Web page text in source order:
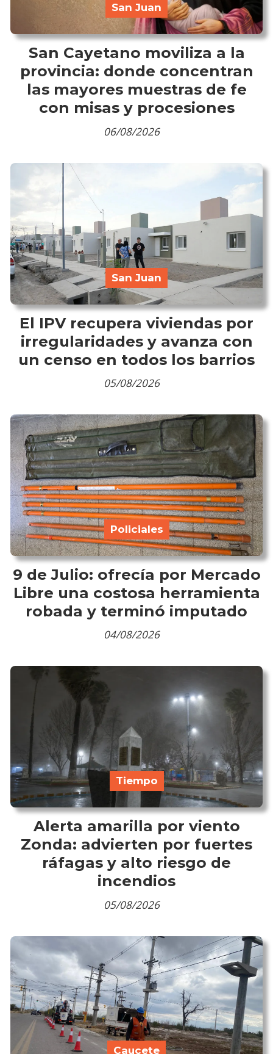
San Cayetano moviliza a la
provincia: donde concentran
las mayores muestras de fe
con misas y procesiones
San Juan
06/08/2026
El IPV recupera viviendas por
irregularidades y avanza con
un censo en todos los barrios
San Juan
05/08/2026
9 de Julio: ofrecía por Mercado
Libre una costosa herramienta
robada y terminó imputado
Policiales
04/08/2026
Alerta amarilla por viento
Zonda: advierten por fuertes
ráfagas y alto riesgo de
incendios
Tiempo
05/08/2026
Caucete